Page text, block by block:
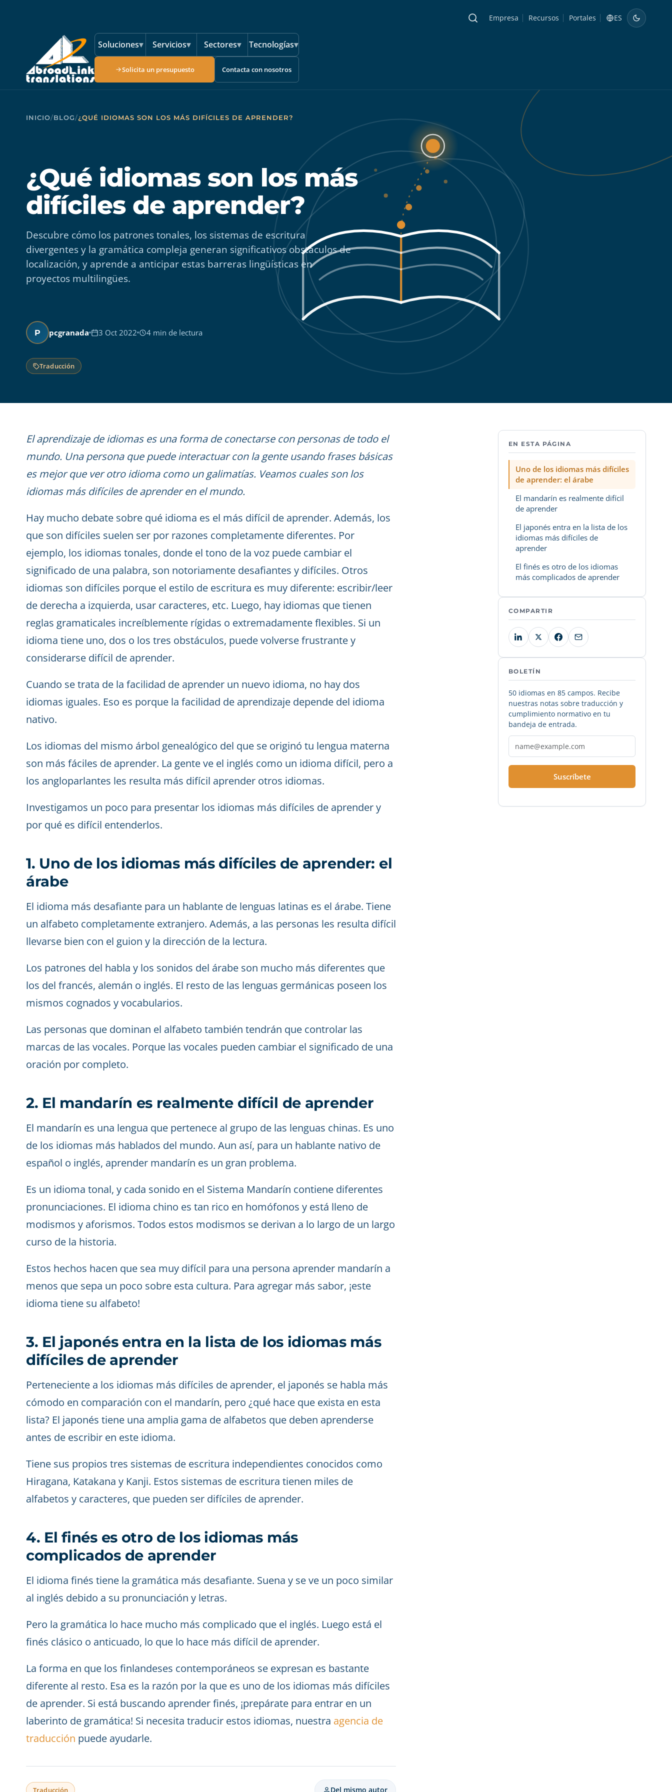
Empresa Recursos Portales ES
Soluciones▾ Servicios▾ Sectores▾ Tecnologías▾
Solicita un presupuesto Contacta con nosotros
INICIO/BLOG/¿QUÉ IDIOMAS SON LOS MÁS DIFÍCILES DE APRENDER?
¿Qué idiomas son los más
difíciles de aprender?
Descubre cómo los patrones tonales, los sistemas de escritura
divergentes y la gramática compleja generan significativos obstáculos de
localización, y aprende a anticipar estas barreras lingüísticas en
proyectos multilingües.
P pcgranada 3 Oct 2022 4 min de lectura
Traducción
El aprendizaje de idiomas es una forma de conectarse con personas de todo el
mundo. Una persona que puede interactuar con la gente usando frases básicas
es mejor que ver otro idioma como un galimatías. Veamos cuales son los
idiomas más difíciles de aprender en el mundo.
Hay mucho debate sobre qué idioma es el más difícil de aprender. Además, los
que son difíciles suelen ser por razones completamente diferentes. Por
ejemplo, los idiomas tonales, donde el tono de la voz puede cambiar el
significado de una palabra, son notoriamente desafiantes y difíciles. Otros
idiomas son difíciles porque el estilo de escritura es muy diferente: escribir/leer
de derecha a izquierda, usar caracteres, etc. Luego, hay idiomas que tienen
reglas gramaticales increíblemente rígidas o extremadamente flexibles. Si un
idioma tiene uno, dos o los tres obstáculos, puede volverse frustrante y
considerarse difícil de aprender.
Cuando se trata de la facilidad de aprender un nuevo idioma, no hay dos
idiomas iguales. Eso es porque la facilidad de aprendizaje depende del idioma
nativo.
Los idiomas del mismo árbol genealógico del que se originó tu lengua materna
son más fáciles de aprender. La gente ve el inglés como un idioma difícil, pero a
los angloparlantes les resulta más difícil aprender otros idiomas.
Investigamos un poco para presentar los idiomas más difíciles de aprender y
por qué es difícil entenderlos.
1. Uno de los idiomas más difíciles de aprender: el
árabe
El idioma más desafiante para un hablante de lenguas latinas es el árabe. Tiene
un alfabeto completamente extranjero. Además, a las personas les resulta difícil
llevarse bien con el guion y la dirección de la lectura.
Los patrones del habla y los sonidos del árabe son mucho más diferentes que
los del francés, alemán o inglés. El resto de las lenguas germánicas poseen los
mismos cognados y vocabularios.
Las personas que dominan el alfabeto también tendrán que controlar las
marcas de las vocales. Porque las vocales pueden cambiar el significado de una
oración por completo.
2. El mandarín es realmente difícil de aprender
El mandarín es una lengua que pertenece al grupo de las lenguas chinas. Es uno
de los idiomas más hablados del mundo. Aun así, para un hablante nativo de
español o inglés, aprender mandarín es un gran problema.
Es un idioma tonal, y cada sonido en el Sistema Mandarín contiene diferentes
pronunciaciones. El idioma chino es tan rico en homófonos y está lleno de
modismos y aforismos. Todos estos modismos se derivan a lo largo de un largo
curso de la historia.
Estos hechos hacen que sea muy difícil para una persona aprender mandarín a
menos que sepa un poco sobre esta cultura. Para agregar más sabor, ¡este
idioma tiene su alfabeto!
3. El japonés entra en la lista de los idiomas más
difíciles de aprender
Perteneciente a los idiomas más difíciles de aprender, el japonés se habla más
cómodo en comparación con el mandarín, pero ¿qué hace que exista en esta
lista? El japonés tiene una amplia gama de alfabetos que deben aprenderse
antes de escribir en este idioma.
Tiene sus propios tres sistemas de escritura independientes conocidos como
Hiragana, Katakana y Kanji. Estos sistemas de escritura tienen miles de
alfabetos y caracteres, que pueden ser difíciles de aprender.
4. El finés es otro de los idiomas más
complicados de aprender
El idioma finés tiene la gramática más desafiante. Suena y se ve un poco similar
al inglés debido a su pronunciación y letras.
Pero la gramática lo hace mucho más complicado que el inglés. Luego está el
finés clásico o anticuado, lo que lo hace más difícil de aprender.
La forma en que los finlandeses contemporáneos se expresan es bastante
diferente al resto. Esa es la razón por la que es uno de los idiomas más difíciles
de aprender. Si está buscando aprender finés, ¡prepárate para entrar en un
laberinto de gramática! Si necesita traducir estos idiomas, nuestra agencia de
traducción puede ayudarle.
Traducción Del mismo autor
EN ESTA PÁGINA
Uno de los idiomas más difíciles
de aprender: el árabe
El mandarín es realmente difícil
de aprender
El japonés entra en la lista de los
idiomas más difíciles de
aprender
El finés es otro de los idiomas
más complicados de aprender
COMPARTIR
BOLETÍN
50 idiomas en 85 campos. Recibe
nuestras notas sobre traducción y
cumplimiento normativo en tu
bandeja de entrada.
Suscríbete